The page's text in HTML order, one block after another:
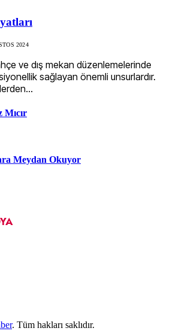
2024
ve dış mekan düzenlemelerinde
sağlayan önemli unsurlardır.
Mıcır
Meydan Okuyor
. Tüm hakları saklıdır.